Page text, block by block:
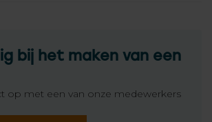
bij het maken van een
op met een van onze medewerkers